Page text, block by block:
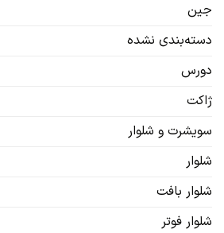
جین
دسته‌بندی نشده
دورس
ژاکت
سویشرت‌ و شلوار
شلوار
شلوار بافت
شلوار فوتر